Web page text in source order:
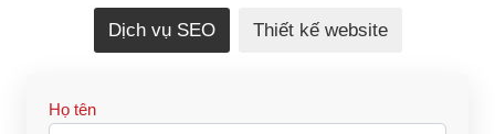
Dịch vụ SEO Thiết kế website
Họ tên